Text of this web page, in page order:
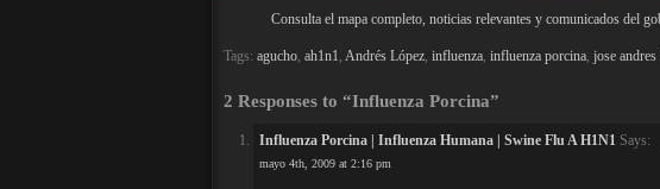
Consulta el mapa completo, noticias relevantes y comunicados del
Tags: agucho, ah1n1, Andrés López, influenza, influenza porcina, jose andres
2 Responses to “Influenza Porcina”
Influenza Porcina | Influenza Humana | Swine Flu A H1N1 Says:
mayo 4th, 2009 at 2:16 pm